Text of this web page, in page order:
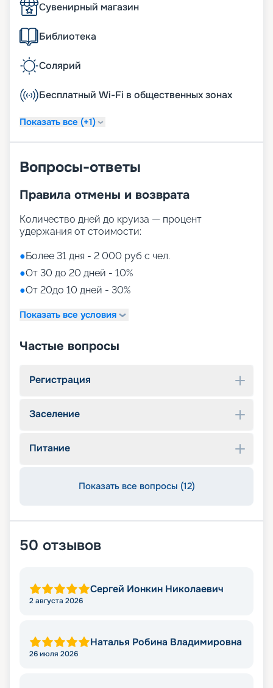
Сувенирный магазин
Библиотека
Солярий
Бесплатный Wi-Fi в общественных зонах
Показать все (+1)
Вопросы-ответы
Правила отмены и возврата
Количество дней до круиза — процент
удержания от стоимости:
●Более 31 дня - 2 000 руб с чел.
●От 30 до 20 дней - 10%
●От 20до 10 дней - 30%
Показать все условия
Частые вопросы
Регистрация
Заселение
Питание
Показать все вопросы (12)
50 отзывов
Сергей Ионкин Николаевич
2 августа 2026
Наталья Робина Владимировна
26 июля 2026